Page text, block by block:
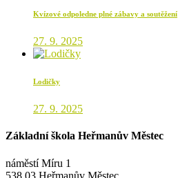
Kvízové odpoledne plné zábavy a soutěžení
27. 9. 2025
Lodičky
27. 9. 2025
Základní škola Heřmanův Městec
náměstí Míru 1
538 03 Heřmanův Městec